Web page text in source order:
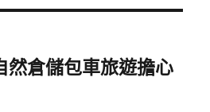
然倉儲包車旅遊擔心